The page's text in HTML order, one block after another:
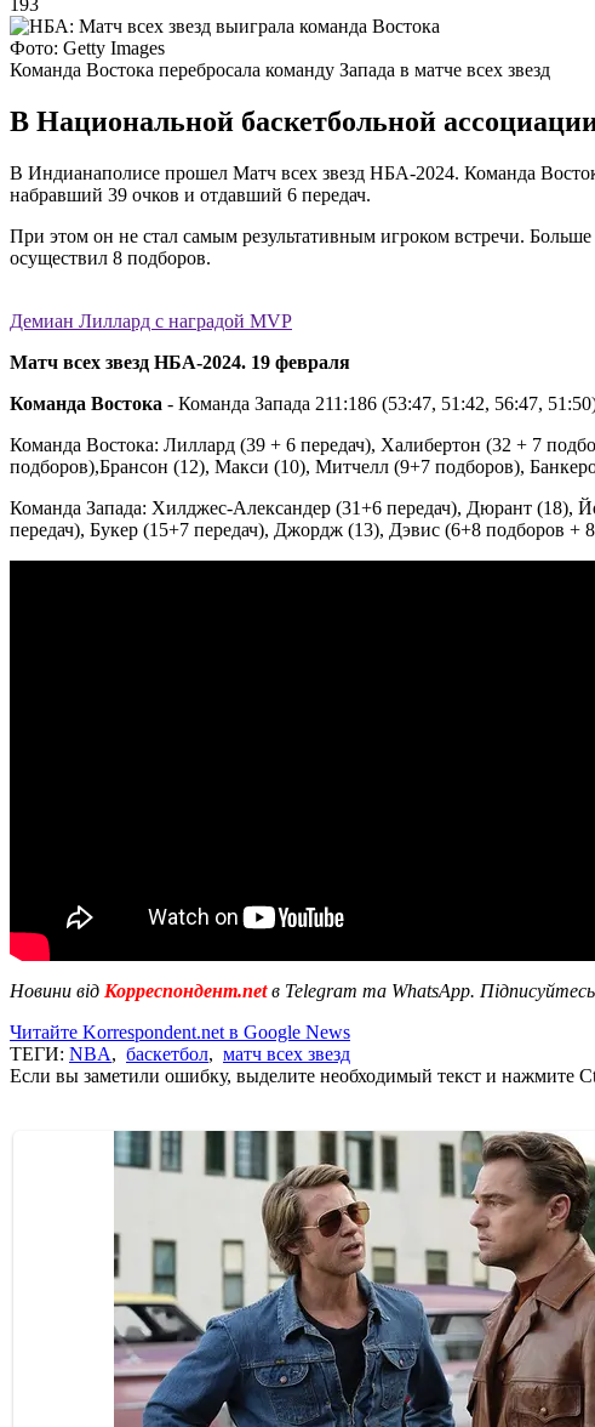
Фото: Getty Images
Команда Востока перебросала команду Запада в матче всех звезд
В Национальной баскетбольной
В Индианаполисе прошел Матч всех звезд НБА-2024. Команда
набравший 39 очков и отдавший 6 передач.
При этом он не стал самым результативным игроком встречи.
осуществил 8 подборов.
Демиан Лиллард с наградой MVP
Матч всех звезд НБА-2024. 19 февраля
Команда Востока - Команда Запада 211:186 (53:47, 51:42, 56:47,
Команда Востока: Лиллард (39 + 6 передач), Халибертон (32 + 7
подборов),Брансон (12), Макси (10), Митчелл (9+7 подборов),
Команда Запада: Хилджес-Александер (31+6 передач), Дюрант (18),
передач), Букер (15+7 передач), Джордж (13), Дэвис (6+8 подборов +
Новини від Корреспондент.netв Telegram та WhatsApp.
Читайте Korrespondent.net в Google News
ТЕГИ: NBA, баскетбол, матч всех звезд
Если вы заметили ошибку, выделите необходимый текст и нажмите